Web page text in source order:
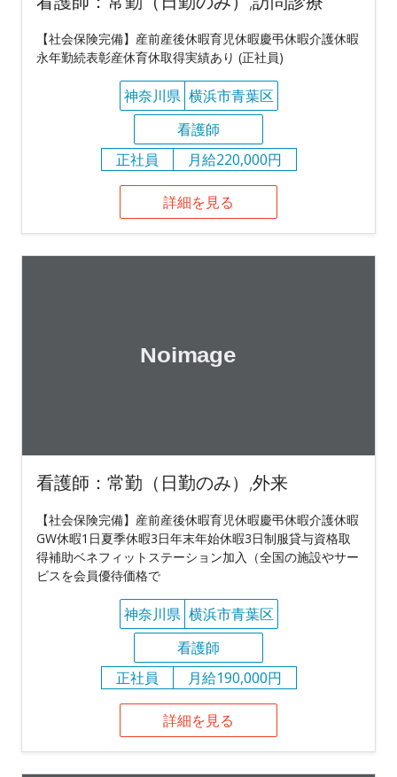
【社会保険完備】産前産後休暇育児休暇慶弔休暇介護休暇
永年勤続表彰産休育休取得実績あり (正社員)
神奈川県 横浜市青葉区
看護師
正社員
月給220,000円
詳細を見る
看護師：常勤（日勤のみ）,外来
【社会保険完備】産前産後休暇育児休暇慶弔休暇介護休暇
GW休暇1日夏季休暇3日年末年始休暇3日制服貸与資格取
得補助ベネフィットステーション加入（全国の施設やサー
ビスを会員優待価格で
神奈川県 横浜市青葉区
看護師
正社員
月給190,000円
詳細を見る